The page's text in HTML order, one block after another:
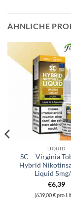
ÄHNLICHE
LIQUID
SC – Virginia
Hybrid
Liquid
€6,39
(639,00 € pro